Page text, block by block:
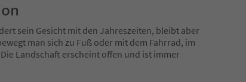
sein Gesicht mit den Jahreszeiten, bleibt aber
man sich zu Fuß oder mit dem Fahrrad, im
Landschaft erscheint offen und ist immer